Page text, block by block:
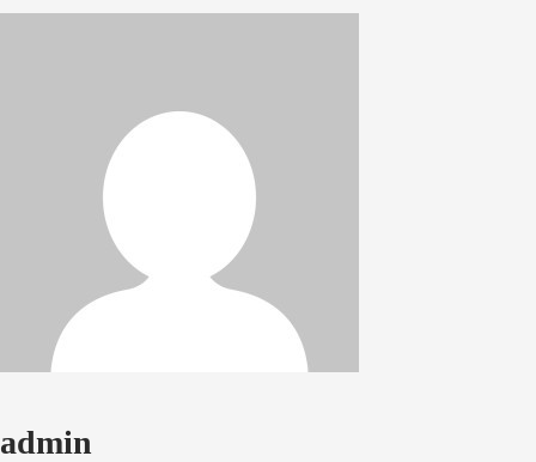
admin